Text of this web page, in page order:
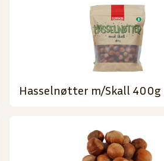
Hasselnøtter m/Skall 400g